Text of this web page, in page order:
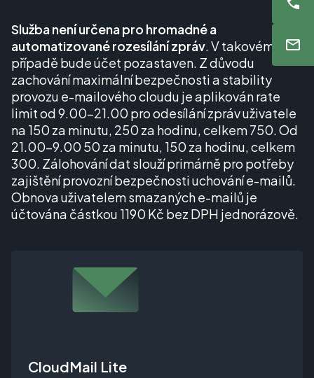
Služba není určena pro hromadné a
automatizované rozesílání zpráv. V takovém
případě bude účet pozastaven. Z důvodu
zachování maximální bezpečnosti a stability
provozu e-mailového cloudu je aplikován rate
limit od 9.00–21.00 pro odesílání zpráv uživatele
na 150 za minutu, 250 za hodinu, celkem 750. Od
21.00–9.00 50 za minutu, 150 za hodinu, celkem
300. Zálohování dat slouží primárně pro potřeby
zajištění provozní bezpečnosti uchování e-mailů.
Obnova uživatelem smazaných e-mailů je
účtována částkou 1190 Kč bez DPH jednorázově.
CloudMail Lite